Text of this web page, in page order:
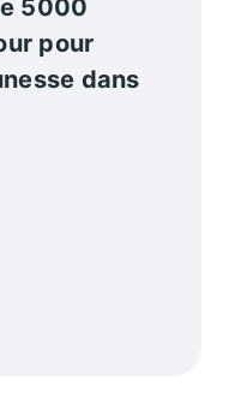
5000
pour
dans